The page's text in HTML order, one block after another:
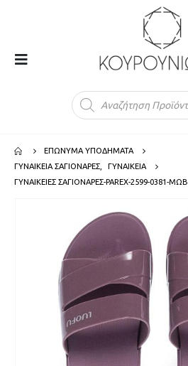
ΕΠΩΝΥΜΑ ΥΠΟΔΗΜΑΤΑ
ΓΥΝΑΙΚΕΙΑ ΣΑΓΙΟΝΑΡΕΣ
ΓΥΝΑΙΚΕΙΑ
ΓΥΝΑΙΚΕΙΕΣ ΣΑΓΙΟΝΑΡΕΣ-PAREX-2599-0381-ΜΩΒ